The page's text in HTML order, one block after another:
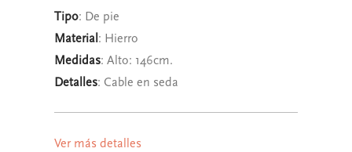
Tipo: De pie
Material : Hierro
Medidas: Alto: 146cm.
Detalles: Cable en seda
Ver más detalles